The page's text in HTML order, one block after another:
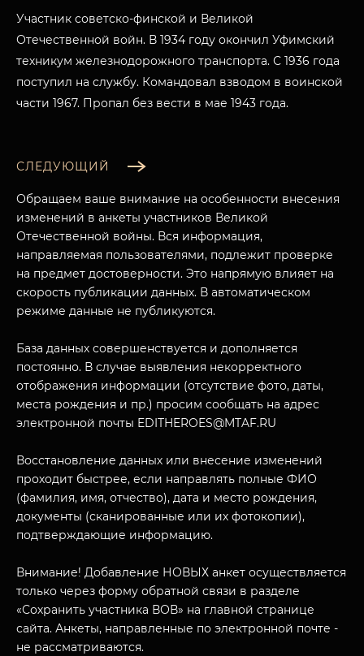
МУЗЕЙНЫЙ КОМПЛЕКС
ПОСЕТИТЕЛЯМ
НАЗАД
Участник советско-финской и Великой
Отечественной войн. В 1934 году окончил Уфимский
техникум железнодорожного транспорта. С 1936 года
поступил на службу. Командовал взводом в воинской
части 1967. Пропал без вести в мае 1943 года.
СЛЕДУЮЩИЙ
Обращаем ваше внимание на особенности внесения
изменений в анкеты участников Великой
Отечественной войны. Вся информация,
направляемая пользователями, подлежит проверке
на предмет достоверности. Это напрямую влияет на
скорость публикации данных. В автоматическом
режиме данные не публикуются.
База данных совершенствуется и дополняется
постоянно. В случае выявления некорректного
отображения информации (отсутствие фото, даты,
места рождения и пр.) просим сообщать на адрес
электронной почты EDITHEROES@MTAF.RU
Восстановление данных или внесение изменений
проходит быстрее, если направлять полные ФИО
(фамилия, имя, отчество), дата и место рождения,
документы (сканированные или их фотокопии),
подтверждающие информацию.
Внимание! Добавление НОВЫХ анкет осуществляется
только через форму обратной связи в разделе
«Сохранить участника ВОВ» на главной странице
сайта. Анкеты, направленные по электронной почте -
не рассматриваются.